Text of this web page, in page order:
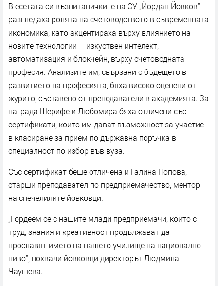
В есетата си възпитаничките на СУ „Йордан Йовков“
разгледаха ролята на счетоводството в съвременната
икономика, като акцентираха върху влиянието на
новите технологии – изкуствен интелект,
автоматизация и блокчейн, върху счетоводната
професия. Анализите им, свързани с бъдещето в
развитието на професията, бяха високо оценени от
журито, съставено от преподаватели в академията. За
награда Шерифе и Любомира бяха отличени със
сертификати, които им дават възможност за участие
в класиране за прием по държавна поръчка в
специалност по избор във вуза.
Със сертификат беше отличена и Галина Попова,
старши преподавател по предприемачество, ментор
на спечелилите йовковци.
„Гордеем се с нашите млади предприемачи, които с
труд, знания и креативност продължават да
прославят името на нашето училище на национално
ниво“, похвали йовковци директорът Людмила
Чаушева.